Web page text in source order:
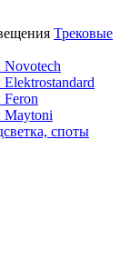
Трековые
Novotech
Maytoni
споты